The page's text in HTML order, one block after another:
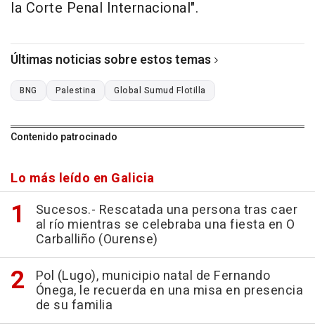
la Corte Penal Internacional".
Últimas noticias sobre estos temas
BNG Palestina Global Sumud Flotilla
Contenido patrocinado
Lo más leído en Galicia
Sucesos.- Rescatada una persona tras caer
al río mientras se celebraba una fiesta en O
Carballiño (Ourense)
Pol (Lugo), municipio natal de Fernando
Ónega, le recuerda en una misa en presencia
de su familia